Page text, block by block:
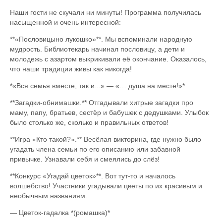
Наши гости не скучали ни минуты! Программа получилась
насыщенной и очень интересной:
**«Пословицыно лукошко»**. Мы вспоминали народную
мудрость. Библиотекарь начинал пословицу, а дети и
молодежь с азартом выкрикивали её окончание. Оказалось,
что наши традиции живы как никогда!
*«Вся семья вместе, так и...» — «… душа на месте!»*
**Загадки-обнимашки.** Отгадывали хитрые загадки про
маму, папу, братьев, сестёр и бабушек с дедушками. Улыбок
было столько же, сколько и правильных ответов!
**Игра «Кто такой?».** Весёлая викторина, где нужно было
угадать члена семьи по его описанию или забавной
привычке. Узнавали себя и смеялись до слёз!
**Конкурс «Угадай цветок»**. Вот тут-то и началось
волшебство! Участники угадывали цветы по их красивым и
необычным названиям:
— Цветок-гадалка *(ромашка)*